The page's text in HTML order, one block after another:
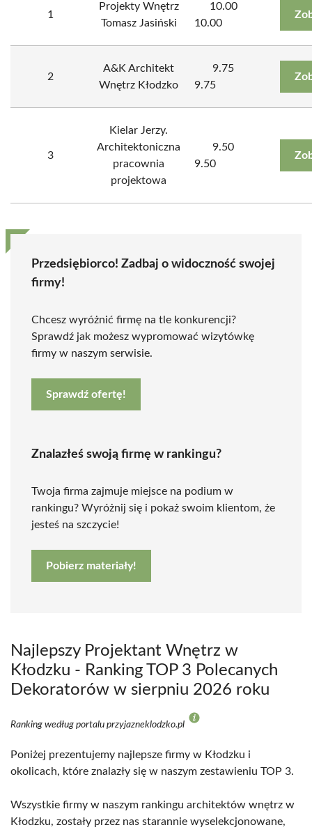
1
Projekty Wnętrz
Tomasz Jasiński
10.00
10.00
2
A&K Architekt
Wnętrz Kłodzko
9.75
9.75
3
Kielar Jerzy.
Architektoniczna
pracownia
projektowa
9.50
9.50
Przedsiębiorco! Zadbaj o widoczność swojej
firmy!
Chcesz wyróżnić firmę na tle konkurencji?
Sprawdź jak możesz wypromować wizytówkę
firmy w naszym serwisie.
Sprawdź ofertę!
Znalazłeś swoją firmę w rankingu?
Twoja firma zajmuje miejsce na podium w
rankingu? Wyróżnij się i pokaż swoim klientom, że
jesteś na szczycie!
Pobierz materiały!
Najlepszy Projektant Wnętrz w
Kłodzku - Ranking TOP 3 Polecanych
Dekoratorów w sierpniu 2026 roku
Ranking według portalu przyjazneklodzko.pl
Poniżej prezentujemy najlepsze firmy w Kłodzku i
okolicach, które znalazły się w naszym zestawieniu TOP 3.
Wszystkie firmy w naszym rankingu architektów wnętrz w
Kłodzku, zostały przez nas starannie wyselekcjonowane,